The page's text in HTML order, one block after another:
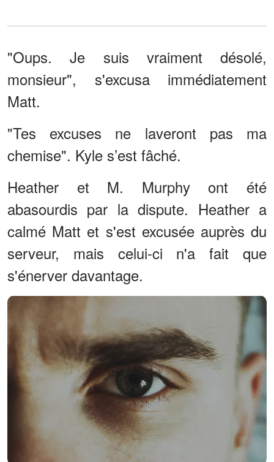
"Oups. Je suis vraiment désolé,
monsieur", s'excusa immédiatement
Matt.
"Tes excuses ne laveront pas ma
chemise". Kyle s’est fâché.
Heather et M. Murphy ont été
abasourdis par la dispute. Heather a
calmé Matt et s'est excusée auprès du
serveur, mais celui-ci n'a fait que
s'énerver davantage.